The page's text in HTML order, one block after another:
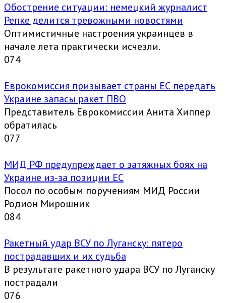
Обострение ситуации: немецкий журналист
Рёпке делится тревожными новостями
Оптимистичные настроения украинцев в
начале лета практически исчезли.
074
Еврокомиссия призывает страны ЕС передать
Украине запасы ракет ПВО
Представитель Еврокомиссии Анита Хиппер
обратилась
077
МИД РФ предупреждает о затяжных боях на
Украине из-за позиции ЕС
Посол по особым поручениям МИД России
Родион Мирошник
084
Ракетный удар ВСУ по Луганску: пятеро
пострадавших и их судьба
В результате ракетного удара ВСУ по Луганску
пострадали
076